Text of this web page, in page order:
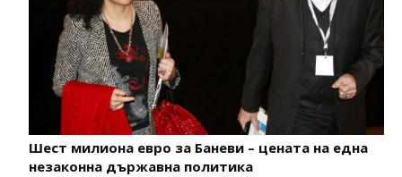
Шест милиона евро за Баневи – цената на една
незаконна държавна политика